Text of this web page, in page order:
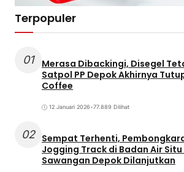
Terpopuler
01
Merasa Dibackingi, Disegel
Satpol PP Depok Akhirnya
Coffee
12 Januari 2026•77.889 Dilihat
02 Sempat Terhenti,
Jogging Track di Badan Air Situ
Sawangan Depok Dilanjutkan